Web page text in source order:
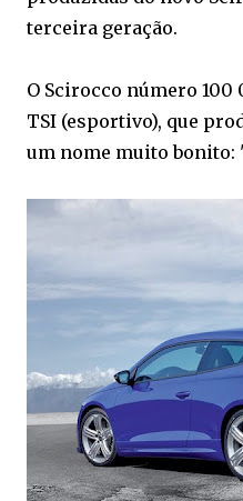
terceira geração.
O Scirocco número 100
TSI (esportivo), que
um nome muito bonito: